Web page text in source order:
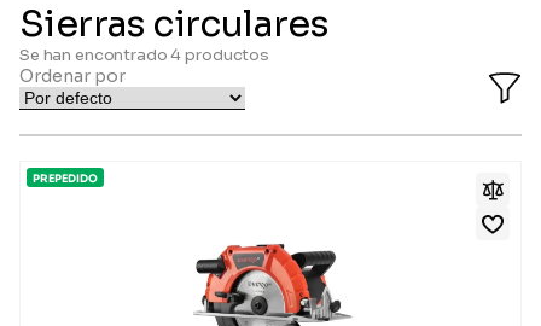
Sierras circulares
Se han encontrado4productos
Ordenar por
PREPEDIDO